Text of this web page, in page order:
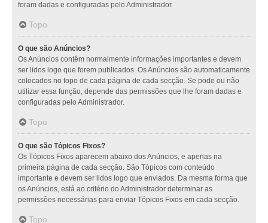
foram dadas e configuradas pelo Administrador.
Topo
O que são Anúncios?
Os Anúncios contêm normalmente informações importantes e devem
ser lidos logo que forem publicados. Os Anúncios são automaticamente
colocados no topo de cada página de cada secção. Se pode ou não
utilizar essa função, depende das permissões que lhe foram dadas e
configuradas pelo Administrador.
Topo
O que são Tópicos Fixos?
Os Tópicos Fixos aparecem abaixo dos Anúncios, e apenas na
primeira página de cada secção. São Tópicos com conteúdo
importante e devem ser lidos logo que enviados. Da mesma forma que
os Anúncios, está ao critério do Administrador determinar as
permissões necessárias para enviar Tópicos Fixos em cada secção.
Topo